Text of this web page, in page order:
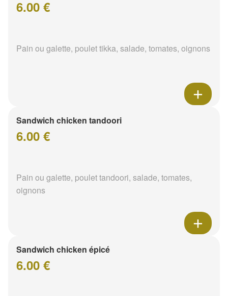
6.00 €
Pain ou galette, poulet tikka, salade, tomates, oignons
Sandwich chicken tandoori
6.00 €
Pain ou galette, poulet tandoori, salade, tomates,
oignons
Sandwich chicken épicé
6.00 €